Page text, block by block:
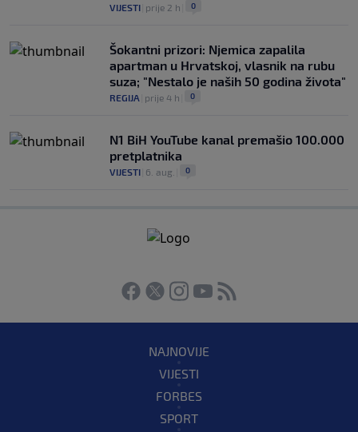
VIJESTI prije 2 h 0
Šokantni prizori: Njemica zapalila
apartman u Hrvatskoj, vlasnik na rubu
suza; "Nestalo je naših 50 godina života"
REGIJA prije 4 h 0
N1 BiH YouTube kanal premašio 100.000
pretplatnika
VIJESTI 6. aug. 0
NAJNOVIJE
VIJESTI
FORBES
SPORT